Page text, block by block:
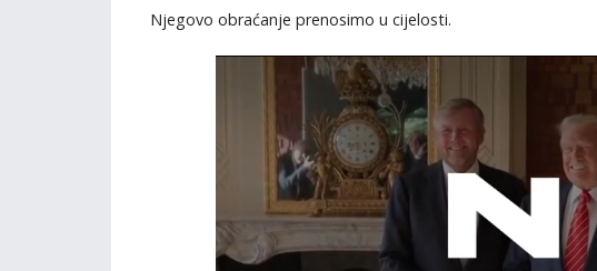
Njegovo obraćanje prenosimo u cijelosti.